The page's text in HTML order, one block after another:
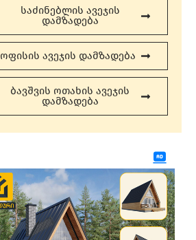
საძინებლის ავეჯის
დამზადება
ოფისის ავეჯის დამზადება
ბავშვის ოთახის ავეჯის
დამზადება